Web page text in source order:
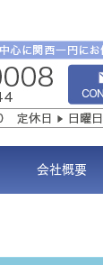
会社概要